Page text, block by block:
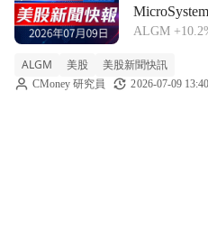
10% 技術
ALGM
10.20%，呈
於近日收盤
ALGM 美股 美股新聞快訊
CMoney 研究員 2026-07-09 13:40